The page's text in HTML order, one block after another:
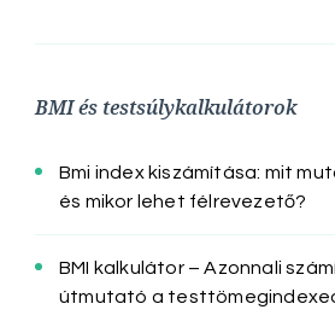
BMI és testsúlykalkulátorok
Bmi index kiszámítása: mit
és mikor lehet félrevezető?
BMI kalkulátor – Azonnali
útmutató a